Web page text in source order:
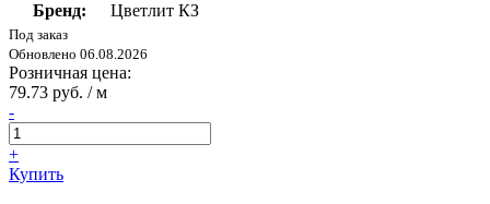
Бренд:
Цветлит КЗ
Под заказ
Обновлено 06.08.2026
Розничная цена:
79.73 руб. / м
-
+
Купить